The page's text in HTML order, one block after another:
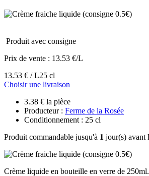
Produit avec consigne
Prix de vente : 13.53 €/L
13.53 € / L25 cl
Choisir une livraison
3.38 € la pièce
Producteur : Ferme de la Rosée
Conditionnement : 25 cl
Produit commandable jusqu'à 1 jour(s) avant
Crème liquide en bouteille en verre de